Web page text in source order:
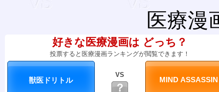
医療漫
好きな医療漫画は どっち？
投票すると医療漫画ランキングが閲覧できます！
VS
？